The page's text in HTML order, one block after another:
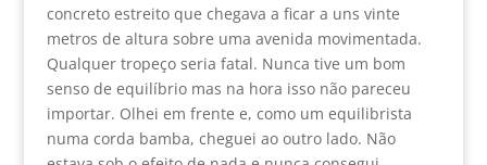
concreto estreito que chegava a ficar a uns vinte
metros de altura sobre uma avenida movimentada.
Qualquer tropeço seria fatal. Nunca tive um bom
senso de equilíbrio mas na hora isso não pareceu
importar. Olhei em frente e, como um equilibrista
numa corda bamba, cheguei ao outro lado. Não